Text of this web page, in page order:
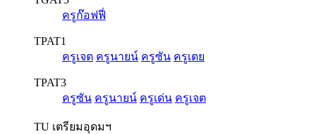
ครูก๊อฟฟี่
TPAT1
ครูเจต ครูนายน์ ครูซัน ครูเตย
TPAT3
ครูซัน ครูนายน์ ครูเด่น ครูเจต
TU เตรียมอุดมฯ